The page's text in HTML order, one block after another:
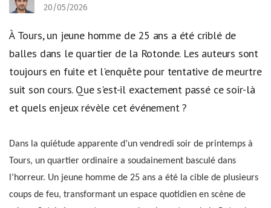
20/05/2026
À Tours, un jeune homme de 25 ans a été criblé de
balles dans le quartier de la Rotonde. Les auteurs sont
toujours en fuite et l'enquête pour tentative de meurtre
suit son cours. Que s'est-il exactement passé ce soir-là
et quels enjeux révèle cet événement ?
Dans la quiétude apparente d’un vendredi soir de printemps à
Tours, un quartier ordinaire a soudainement basculé dans
l’horreur. Un jeune homme de 25 ans a été la cible de plusieurs
coups de feu, transformant un espace quotidien en scène de